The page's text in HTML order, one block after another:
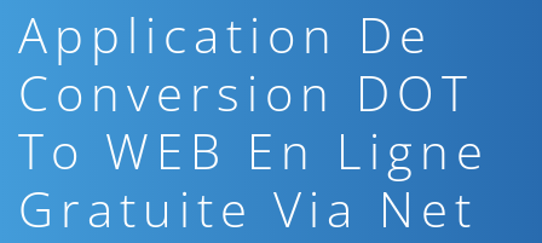
Application De
Conversion DOT
To WEB En Ligne
Gratuite Via Net